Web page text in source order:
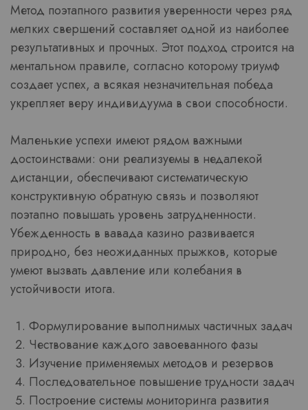
Метод поэтапного развития уверенности через ряд
мелких свершений составляет одной из наиболее
результативных и прочных. Этот подход строится на
ментальном правиле, согласно которому триумф
создает успех, а всякая незначительная победа
укрепляет веру индивидуума в свои способности.
Маленькие успехи имеют рядом важными
достоинствами: они реализуемы в недалекой
дистанции, обеспечивают систематическую
конструктивную обратную связь и позволяют
поэтапно повышать уровень затрудненности.
Убежденность в вавада казино развивается
природно, без неожиданных прыжков, которые
умеют вызвать давление или колебания в
устойчивости итога.
Формулирование выполнимых частичных задач
Чествование каждого завоеванного фазы
Изучение применяемых методов и резервов
Последовательное повышение трудности задач
Построение системы мониторинга развития